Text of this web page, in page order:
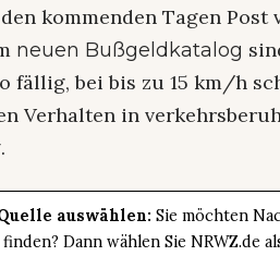
kommenden Tagen Post
neuen Bußgeldkatalog
bei bis zu 15 km/h
Verhalten in
.
auswählen: Sie möchten
Dann wählen Sie NRWZ.de